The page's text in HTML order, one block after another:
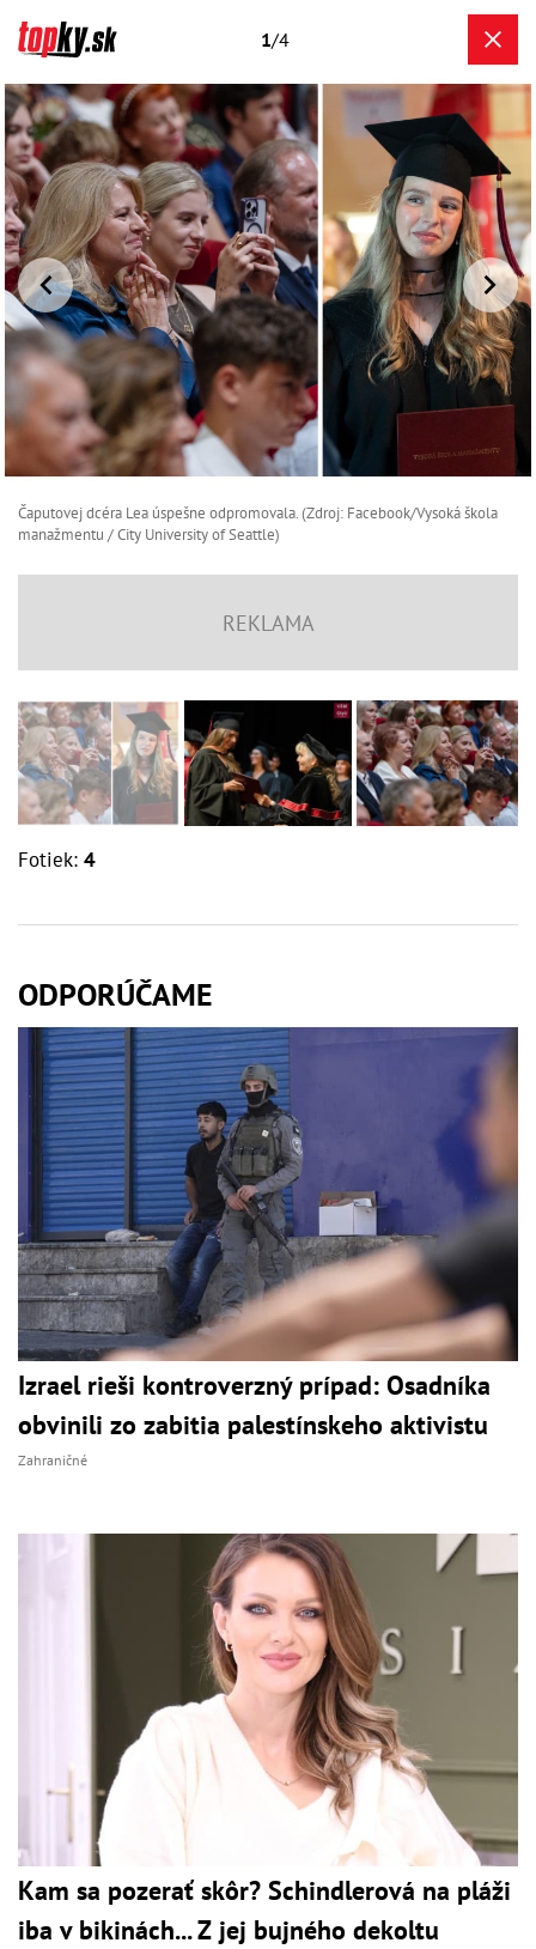
1/4
Čaputovej dcéra Lea úspešne odpromovala. (Zdroj: Facebook/Vysoká škola
manažmentu / City University of Seattle)
Fotiek: 4
ODPORÚČAME
Izrael rieši kontroverzný prípad: Osadníka
obvinili zo zabitia palestínskeho aktivistu
Zahraničné
Kam sa pozerať skôr? Schindlerová na pláži
iba v bikinách... Z jej bujného dekoltu